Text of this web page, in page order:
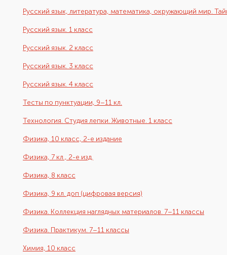
Русский язык, литература, математика, окружающий мир.
Русский язык. 1 класс
Русский язык. 2 класс
Русский язык. 3 класс
Русский язык. 4 класс
Тесты по пунктуации, 9–11 кл.
Технология. Студия лепки. Животные. 1 класс
Физика, 10 класс, 2-е издание
Физика, 7 кл., 2-е изд.
Физика, 8 класс
Физика, 9 кл. доп (цифровая версия)
Физика. Коллекция наглядных материалов. 7–11 классы
Физика. Практикум. 7–11 классы
Химия, 10 класс